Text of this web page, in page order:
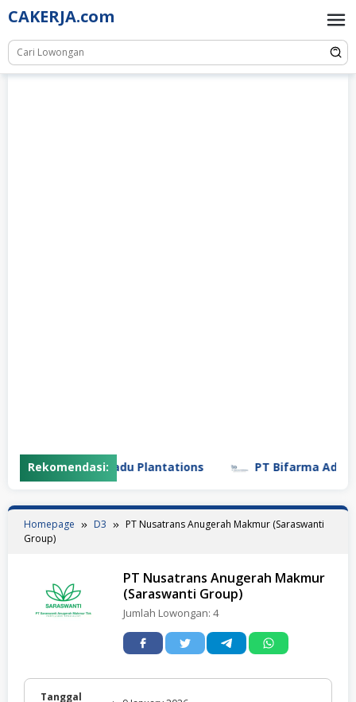
Skip
to
content
CAKERJA.com
Rekomendasi:
PT Gunung Madu Plantations PT Bifarma
Homepage D3
PT Nusatrans Anugerah Makmur (Saraswanti
Group)
PT Nusatrans Anugerah Makmur
(Saraswanti Group)
Jumlah Lowongan: 4
Tanggal